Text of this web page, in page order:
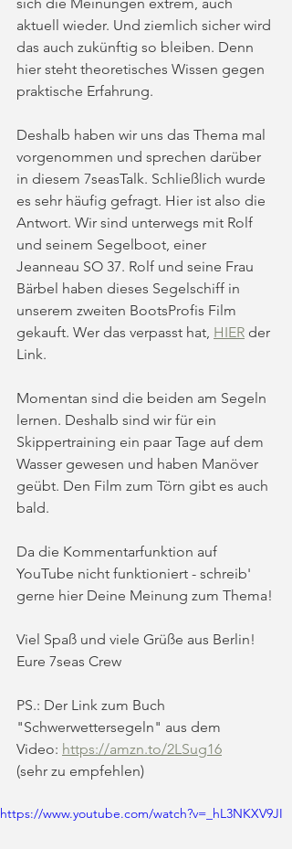
aktuell wieder. Und ziemlich sicher wird
das auch zukünftig so bleiben. Denn
hier steht theoretisches Wissen gegen
praktische Erfahrung.
Deshalb haben wir uns das Thema mal
vorgenommen und sprechen darüber
in diesem 7seasTalk. Schließlich wurde
es sehr häufig gefragt. Hier ist also die
Antwort. Wir sind unterwegs mit Rolf
und seinem Segelboot, einer
Jeanneau SO 37. Rolf und seine Frau
Bärbel haben dieses Segelschiff in
unserem zweiten BootsProfis Film
gekauft. Wer das verpasst hat, HIER der
Link.
Momentan sind die beiden am Segeln
lernen. Deshalb sind wir für ein
Skippertraining ein paar Tage auf dem
Wasser gewesen und haben Manöver
geübt. Den Film zum Törn gibt es auch
bald.
Da die Kommentarfunktion auf
YouTube nicht funktioniert - schreib'
gerne hier Deine Meinung zum Thema!
Viel Spaß und viele Grüße aus Berlin!
Eure 7seas Crew
PS.: Der Link zum Buch
"Schwerwettersegeln" aus dem
Video: https://amzn.to/2LSug16
(sehr zu empfehlen)
https://www.youtube.com/watch?v=_hL3NKXV9JI